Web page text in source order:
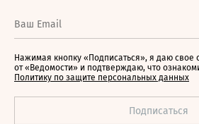
Нажимая кнопку «Подписаться», я даю свое
от «Ведомости» и подтверждаю, что
Политику по защите персональных данных